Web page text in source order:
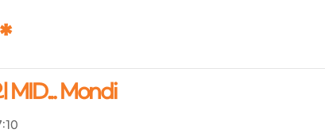
NEOEARLY*
MID... Mondi